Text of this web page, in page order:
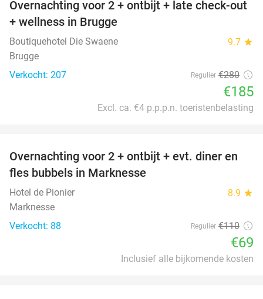
34%
Overnachting voor 2 + ontbijt + late check-out
+ wellness in Brugge
Boutiquehotel Die Swaene 9.7 star
Brugge
Verkocht: 207
Regulier €280
€185
Excl. ca. €4 p.p.p.n. toeristenbelasting
37%
Overnachting voor 2 + ontbijt + evt. diner en
fles bubbels in Marknesse
Hotel de Pionier 8.9 star
Marknesse
Verkocht: 88
Regulier €110
€69
Inclusief alle bijkomende kosten